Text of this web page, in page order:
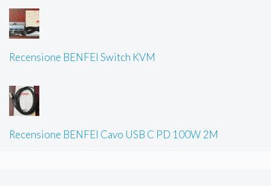
Recensione BENFEI Switch KVM
Recensione BENFEI Cavo USB C PD 100W 2M